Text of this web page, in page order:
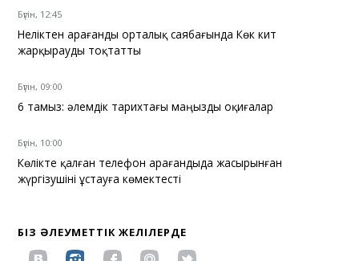
Бүгін, 12:45
Неліктен Қарағанды орталық саябағында Көк кит
жарқырауды тоқтатты
Бүгін, 09:00
6 тамыз: әлемдік тарихтағы маңызды оқиғалар
Бүгін, 10:00
Көлікте қалған телефон Қарағандыда жасырынған
жүргізушіні ұстауға көмектесті
БІЗ ӘЛЕУМЕТТІК ЖЕЛІЛЕРДЕ